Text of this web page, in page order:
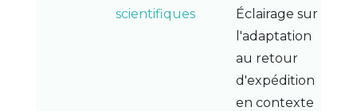
scientifiques
Éclairage sur
l'adaptation
au retour
d'expédition
en contexte